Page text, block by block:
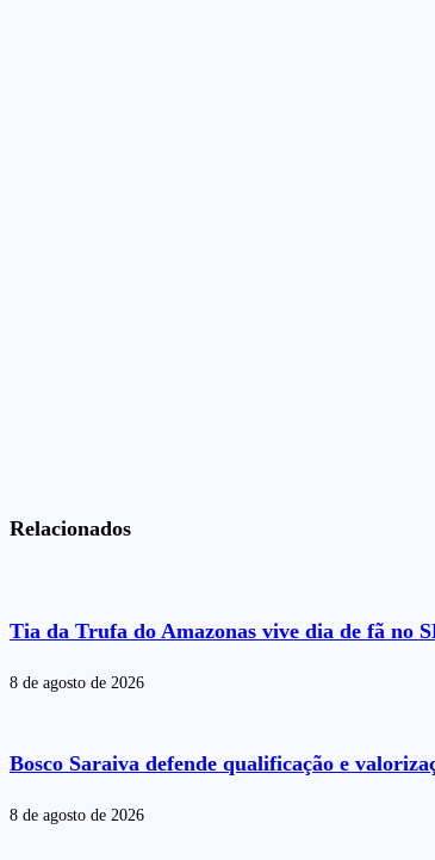
Relacionados
Tia da Trufa do Amazonas vive dia de fã no
8 de agosto de 2026
Bosco Saraiva defende qualificação e
8 de agosto de 2026